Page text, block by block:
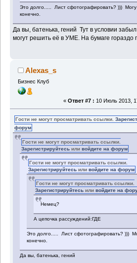
Это долго..... Лист сфотографировать? ))) Могу
конечно.
Да вы, батенька, гений Тут в условии
могут решить её в УМЕ. На бумаге гораздо
Alexas_s
Бизнес Клуб
« Ответ #7 : 10 Июль 2013,
Гости не могут просматривать ссылки.
форум
Гости не могут просматривать ссылки.
Зарегистрируйтесь иливойдите на форум
Гости не могут просматривать ссылки.
Зарегистрируйтесь иливойдите на форум
Гости не могут просматривать ссылки.
Зарегистрируйтесь иливойдите на
Немец?
А цепочка рассуждений:ГДЕ
Это долго..... Лист сфотографировать? )))
конечно.
Да вы, батенька, гений